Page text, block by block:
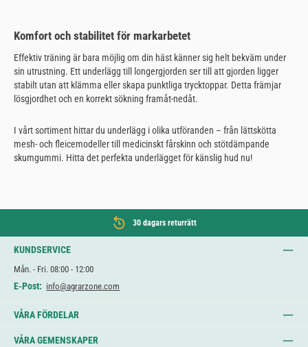
Komfort och stabilitet för markarbetet
Effektiv träning är bara möjlig om din häst känner sig helt bekväm under
sin utrustning. Ett underlägg till longergjorden ser till att gjorden ligger
stabilt utan att klämma eller skapa punktliga trycktoppar. Detta främjar
lösgjordhet och en korrekt sökning framåt-nedåt.
I vårt sortiment hittar du underlägg i olika utföranden – från lättskötta
mesh- och fleicemodeller till medicinskt fårskinn och stötdämpande
skumgummi. Hitta det perfekta underlägget för känslig hud nu!
30 dagars returrätt
KUNDSERVICE
Mån. - Fri. 08:00 - 12:00
E-Post: info@agrarzone.com
VÅRA FÖRDELAR
VÅRA GEMENSKAPER